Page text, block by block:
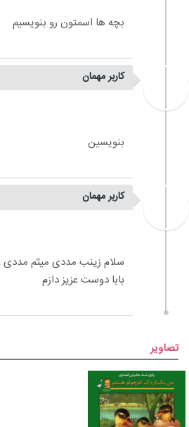
کاربر مهمان
کاربر مهمان
سلام زینب مددی میثم
تصاویر